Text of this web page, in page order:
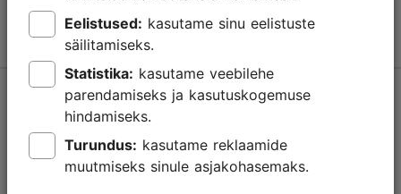
Kasutajatingimused
Eelistused:
säilitamiseks.
Statistika:
parendamiseks ja kasutuskogemuse
hindamiseks.
Turundus:
muutmiseks sinule asjakohasemaks.